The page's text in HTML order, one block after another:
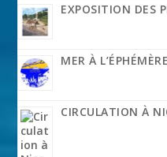
EXPOSITION DES
MER À L’ÉPHÉMÈRE
CIRCULATION À